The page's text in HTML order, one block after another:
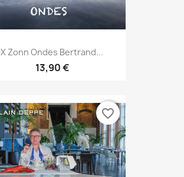
X Zonn Ondes Bertrand...
13,90 €
favorite_border